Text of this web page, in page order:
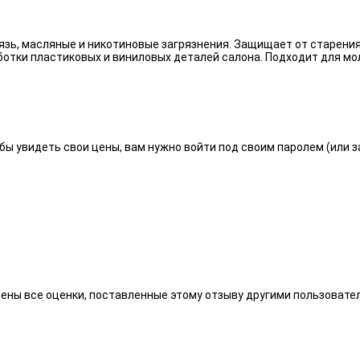
масляные и никотиновые загрязнения. Защищает от
пластиковых и виниловых деталей салона. Подходит для
увидеть свои цены, вам нужно войти под своим паролем (или
все оценки, поставленные этому отзыву другими